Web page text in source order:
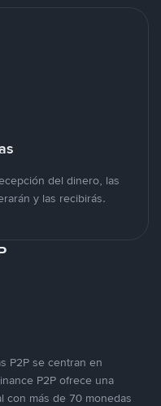
del dinero, las
y las recibirás.
P2P se centran en
P2P ofrece una
con más de 70 monedas